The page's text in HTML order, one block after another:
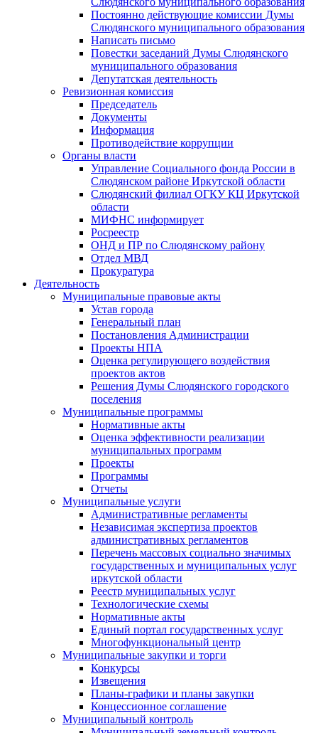
Постоянно действующие комиссии Думы
Слюдянского муниципального образования
Написать письмо
Повестки заседаний Думы Слюдянского
муниципального образования
Депутатская деятельность
Ревизионная комиссия
Председатель
Документы
Информация
Противодействие коррупции
Органы власти
Управление Социального фонда России в
Слюдянском районе Иркутской области
Слюдянский филиал ОГКУ КЦ Иркутской
области
МИФНС информирует
Росреестр
ОНД и ПР по Слюдянскому району
Отдел МВД
Прокуратура
Деятельность
Муниципальные правовые акты
Устав города
Генеральный план
Постановления Администрации
Проекты НПА
Оценка регулирующего воздействия
проектов актов
Решения Думы Слюдянского городского
поселения
Муниципальные программы
Нормативные акты
Оценка эффективности реализации
муниципальных программ
Проекты
Программы
Отчеты
Муниципальные услуги
Административные регламенты
Независимая экспертиза проектов
административных регламентов
Перечень массовых социально значимых
государственных и муниципальных услуг
иркутской области
Реестр муниципальных услуг
Технологические схемы
Нормативные акты
Единый портал государственных услуг
Многофункциональный центр
Муниципальные закупки и торги
Конкурсы
Извещения
Планы-графики и планы закупки
Концессионное соглашение
Муниципальный контроль